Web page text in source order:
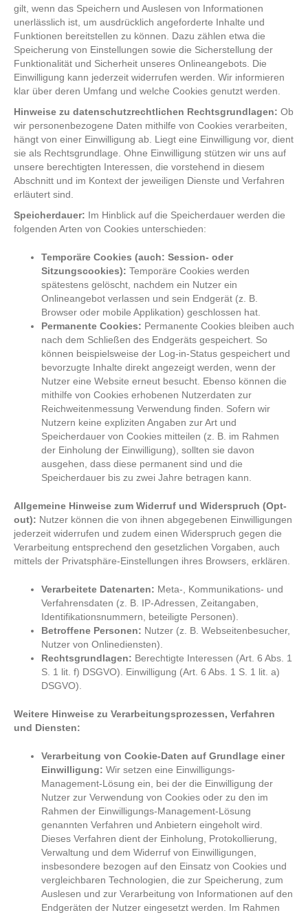
gilt, wenn das Speichern und Auslesen von Informationen
unerlässlich ist, um ausdrücklich angeforderte Inhalte und
Funktionen bereitstellen zu können. Dazu zählen etwa die
Speicherung von Einstellungen sowie die Sicherstellung der
Funktionalität und Sicherheit unseres Onlineangebots. Die
Einwilligung kann jederzeit widerrufen werden. Wir informieren
klar über deren Umfang und welche Cookies genutzt werden.
Hinweise zu datenschutzrechtlichen Rechtsgrundlagen: Ob
wir personenbezogene Daten mithilfe von Cookies verarbeiten,
hängt von einer Einwilligung ab. Liegt eine Einwilligung vor, dient
sie als Rechtsgrundlage. Ohne Einwilligung stützen wir uns auf
unsere berechtigten Interessen, die vorstehend in diesem
Abschnitt und im Kontext der jeweiligen Dienste und Verfahren
erläutert sind.
Speicherdauer: Im Hinblick auf die Speicherdauer werden die
folgenden Arten von Cookies unterschieden:
Temporäre Cookies (auch: Session- oder
Sitzungscookies): Temporäre Cookies werden
spätestens gelöscht, nachdem ein Nutzer ein
Onlineangebot verlassen und sein Endgerät (z. B.
Browser oder mobile Applikation) geschlossen hat.
Permanente Cookies: Permanente Cookies bleiben auch
nach dem Schließen des Endgeräts gespeichert. So
können beispielsweise der Log-in-Status gespeichert und
bevorzugte Inhalte direkt angezeigt werden, wenn der
Nutzer eine Website erneut besucht. Ebenso können die
mithilfe von Cookies erhobenen Nutzerdaten zur
Reichweitenmessung Verwendung finden. Sofern wir
Nutzern keine expliziten Angaben zur Art und
Speicherdauer von Cookies mitteilen (z. B. im Rahmen
der Einholung der Einwilligung), sollten sie davon
ausgehen, dass diese permanent sind und die
Speicherdauer bis zu zwei Jahre betragen kann.
Allgemeine Hinweise zum Widerruf und Widerspruch (Opt-
out): Nutzer können die von ihnen abgegebenen Einwilligungen
jederzeit widerrufen und zudem einen Widerspruch gegen die
Verarbeitung entsprechend den gesetzlichen Vorgaben, auch
mittels der Privatsphäre-Einstellungen ihres Browsers, erklären.
Verarbeitete Datenarten: Meta-, Kommunikations- und
Verfahrensdaten (z. B. IP-Adressen, Zeitangaben,
Identifikationsnummern, beteiligte Personen).
Betroffene Personen: Nutzer (z. B. Webseitenbesucher,
Nutzer von Onlinediensten).
Rechtsgrundlagen: Berechtigte Interessen (Art. 6 Abs. 1
S. 1 lit. f) DSGVO). Einwilligung (Art. 6 Abs. 1 S. 1 lit. a)
DSGVO).
Weitere Hinweise zu Verarbeitungsprozessen, Verfahren
und Diensten:
Verarbeitung von Cookie-Daten auf Grundlage einer
Einwilligung: Wir setzen eine Einwilligungs-
Management-Lösung ein, bei der die Einwilligung der
Nutzer zur Verwendung von Cookies oder zu den im
Rahmen der Einwilligungs-Management-Lösung
genannten Verfahren und Anbietern eingeholt wird.
Dieses Verfahren dient der Einholung, Protokollierung,
Verwaltung und dem Widerruf von Einwilligungen,
insbesondere bezogen auf den Einsatz von Cookies und
vergleichbaren Technologien, die zur Speicherung, zum
Auslesen und zur Verarbeitung von Informationen auf den
Endgeräten der Nutzer eingesetzt werden. Im Rahmen